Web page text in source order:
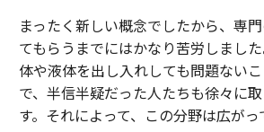
まったく新しい概念でしたから、専
てもらうまでにはかなり苦労しまし
体や液体を出し入れしても問題ない
で、半信半疑だった人たちも徐々に
す。それによって、この分野は広がっ